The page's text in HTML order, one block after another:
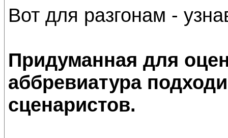
Вот для разгонам -
Придуманная для
аббревиатура
сценаристов.